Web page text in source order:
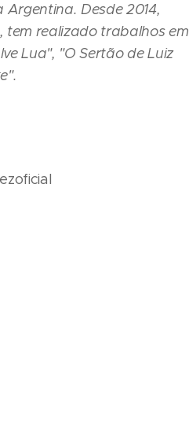
Argentina.Desde 2014,
realizado trabalhos em
Lua", "O Sertão de Luiz